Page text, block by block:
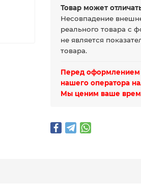
Товар может
Несовпадение
реального товара с
не является
товара.
Перед оформлением
нашего оператора
Мы ценим ваше